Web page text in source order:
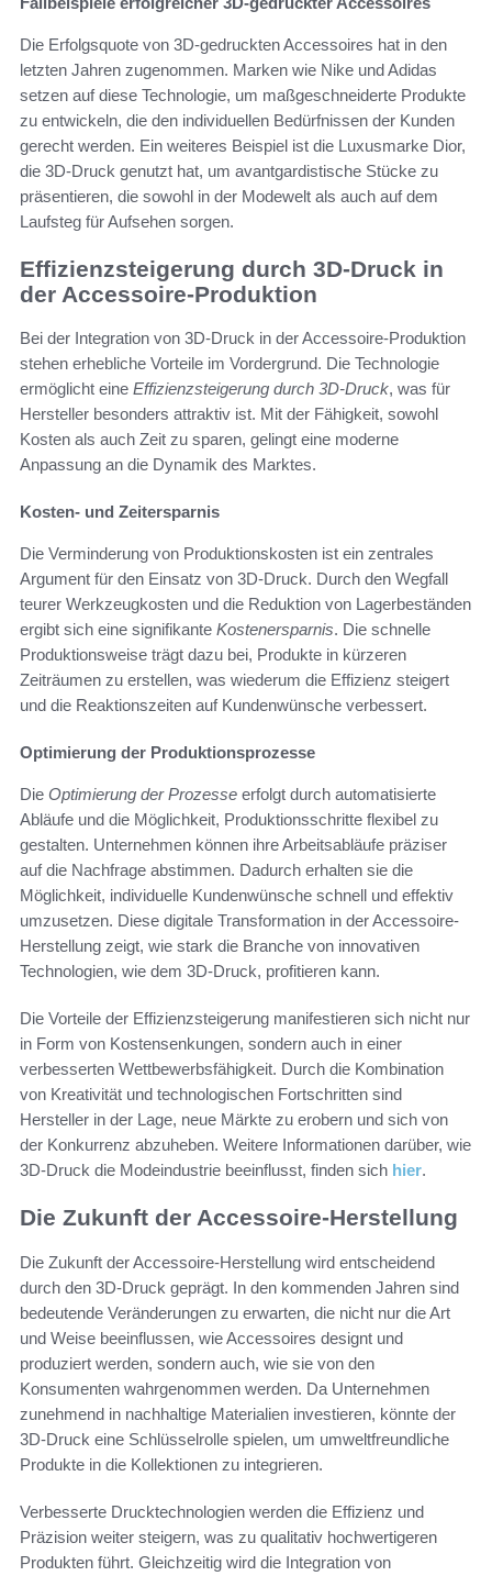
Die Erfolgsquote von 3D-gedruckten Accessoires hat in den
letzten Jahren zugenommen. Marken wie Nike und Adidas
setzen auf diese Technologie, um maßgeschneiderte Produkte
zu entwickeln, die den individuellen Bedürfnissen der Kunden
gerecht werden. Ein weiteres Beispiel ist die Luxusmarke Dior,
die 3D-Druck genutzt hat, um avantgardistische Stücke zu
präsentieren, die sowohl in der Modewelt als auch auf dem
Laufsteg für Aufsehen sorgen.
Effizienzsteigerung durch 3D-Druck in
der Accessoire-Produktion
Bei der Integration von 3D-Druck in der Accessoire-Produktion
stehen erhebliche Vorteile im Vordergrund. Die Technologie
ermöglicht eine Effizienzsteigerung durch 3D-Druck, was für
Hersteller besonders attraktiv ist. Mit der Fähigkeit, sowohl
Kosten als auch Zeit zu sparen, gelingt eine moderne
Anpassung an die Dynamik des Marktes.
Kosten- und Zeitersparnis
Die Verminderung von Produktionskosten ist ein zentrales
Argument für den Einsatz von 3D-Druck. Durch den Wegfall
teurer Werkzeugkosten und die Reduktion von Lagerbeständen
ergibt sich eine signifikante Kostenersparnis. Die schnelle
Produktionsweise trägt dazu bei, Produkte in kürzeren
Zeiträumen zu erstellen, was wiederum die Effizienz steigert
und die Reaktionszeiten auf Kundenwünsche verbessert.
Optimierung der Produktionsprozesse
Die Optimierung der Prozesse erfolgt durch automatisierte
Abläufe und die Möglichkeit, Produktionsschritte flexibel zu
gestalten. Unternehmen können ihre Arbeitsabläufe präziser
auf die Nachfrage abstimmen. Dadurch erhalten sie die
Möglichkeit, individuelle Kundenwünsche schnell und effektiv
umzusetzen. Diese digitale Transformation in der Accessoire-
Herstellung zeigt, wie stark die Branche von innovativen
Technologien, wie dem 3D-Druck, profitieren kann.
Die Vorteile der Effizienzsteigerung manifestieren sich nicht nur
in Form von Kostensenkungen, sondern auch in einer
verbesserten Wettbewerbsfähigkeit. Durch die Kombination
von Kreativität und technologischen Fortschritten sind
Hersteller in der Lage, neue Märkte zu erobern und sich von
der Konkurrenz abzuheben. Weitere Informationen darüber, wie
3D-Druck die Modeindustrie beeinflusst, finden sich hier.
Die Zukunft der Accessoire-Herstellung
Die Zukunft der Accessoire-Herstellung wird entscheidend
durch den 3D-Druck geprägt. In den kommenden Jahren sind
bedeutende Veränderungen zu erwarten, die nicht nur die Art
und Weise beeinflussen, wie Accessoires designt und
produziert werden, sondern auch, wie sie von den
Konsumenten wahrgenommen werden. Da Unternehmen
zunehmend in nachhaltige Materialien investieren, könnte der
3D-Druck eine Schlüsselrolle spielen, um umweltfreundliche
Produkte in die Kollektionen zu integrieren.
Verbesserte Drucktechnologien werden die Effizienz und
Präzision weiter steigern, was zu qualitativ hochwertigeren
Produkten führt. Gleichzeitig wird die Integration von